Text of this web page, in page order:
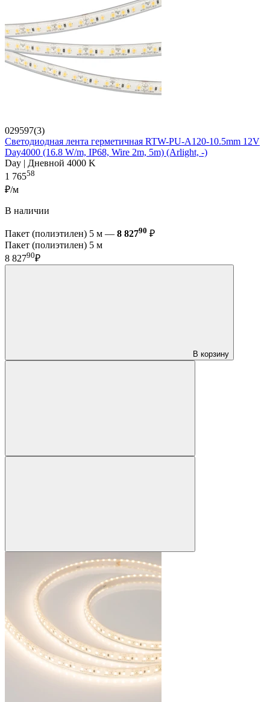
029597(3)
Светодиодная лента герметичная RTW-PU-A120-10.5mm 12V
Day4000 (16.8 W/m, IP68, Wire 2m, 5m) (Arlight, -)
Day | Дневной 4000 K
1 76558
₽/м
В наличии
Пакет (полиэтилен) 5 м — 8 82790 ₽
Пакет (полиэтилен) 5 м
8 82790₽
В корзину